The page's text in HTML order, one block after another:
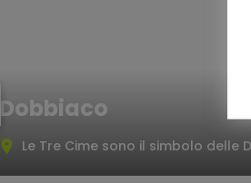
Dobbiaco
Le Tre Cime sono il simbolo